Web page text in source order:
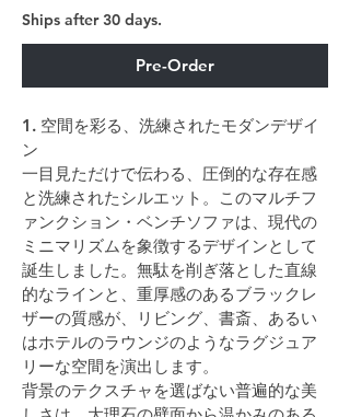
Ships after 30 days.
Pre-Order
1. 空間を彩る、洗練されたモダンデザイ
ン
一目見ただけで伝わる、圧倒的な存在感
と洗練されたシルエット。このマルチフ
ァンクション・ベンチソファは、現代の
ミニマリズムを象徴するデザインとして
誕生しました。無駄を削ぎ落とした直線
的なラインと、重厚感のあるブラックレ
ザーの質感が、リビング、書斎、あるい
はホテルのラウンジのようなラグジュア
リーな空間を演出します。
背景のテクスチャを選ばない普遍的な美